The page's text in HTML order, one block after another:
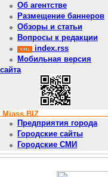
Об агентстве
Размещение баннеров
Обзоры и статьи
Вопросы к редакции
index.rss
Мобильная версия
сайта
Miass.BIZ
Предприятия города
Городские сайты
Городские СМИ